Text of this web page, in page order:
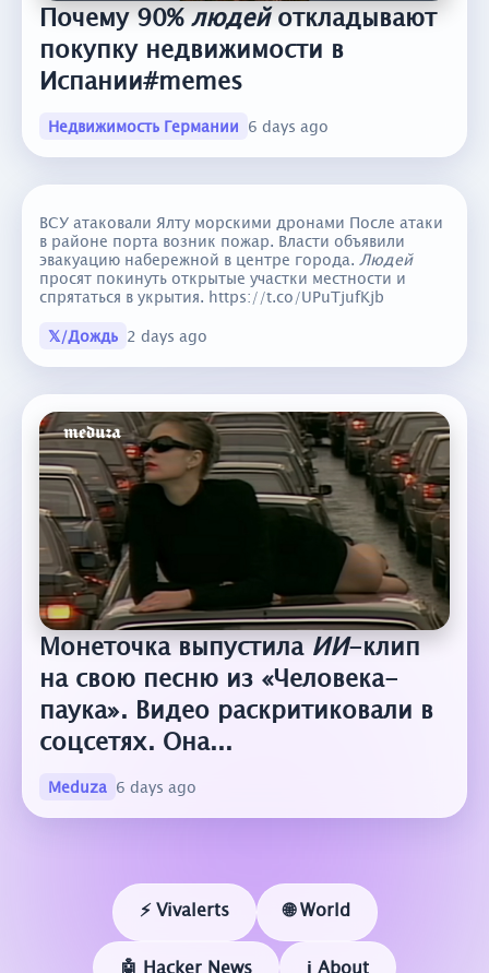
Почему 90%людейоткладывают
покупку недвижимости в
Испании#memes
Недвижимость Германии 6 days ago
ВСУ атаковали Ялту морскими дронами После атаки
в районе порта возник пожар. Власти объявили
эвакуацию набережной в центре города. Людей
просят покинуть открытые участки местности и
спрятаться в укрытия. https://t.co/UPuTjufKjb
𝕏/Дождь 2 days ago
Монеточка выпустилаИИ-клип
на свою песню из «Человека-
паука». Видео раскритиковали в
соцсетях. Она...
Meduza 6 days ago
⚡ Vivalerts 🌐 World
🤖 Hacker News ℹ️ About